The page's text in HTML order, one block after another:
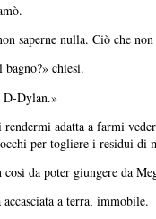
saperne nulla. Ciò che
chiesi.
Dylan.»
adatta a farmi
per togliere i residui di
da poter giungere da
a terra, immobile.